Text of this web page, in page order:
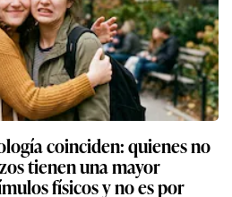
coinciden: quienes no
tienen una mayor
físicos y no es por